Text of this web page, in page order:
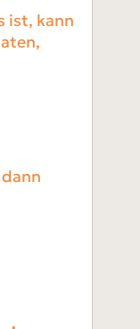
ist, kann